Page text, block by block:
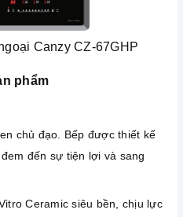
Canzy CZ-67GHP
phẩm
chủ đạo. Bếp được thiết kế
đến sự tiện lợi và sang
Ceramic siêu bền, chịu lực